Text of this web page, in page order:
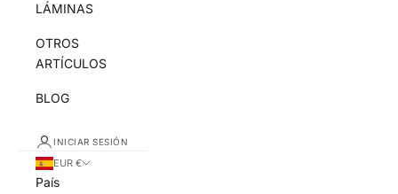
LÁMINAS
OTROS
ARTÍCULOS
BLOG
INICIAR SESIÓN
EUR €
País